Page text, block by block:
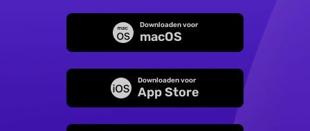
Downloaden voor
macOS
Downloaden voor
App Store